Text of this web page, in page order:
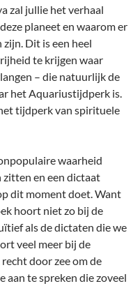
zal jullie het verhaal
planeet en waarom er
Dit is een heel
te krijgen waar
– die natuurlijk de
het Aquariustijdperk is.
tijdperk van spirituele
waarheid
zitten en een dictaat
dit moment doet. Want
hoort niet zo bij de
als de dictaten die we
veel meer bij de
door zee om de
aan te spreken die zoveel